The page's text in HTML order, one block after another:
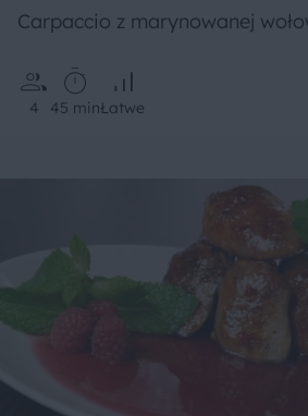
Carpaccio z marynowanej
4 45 minŁatwe